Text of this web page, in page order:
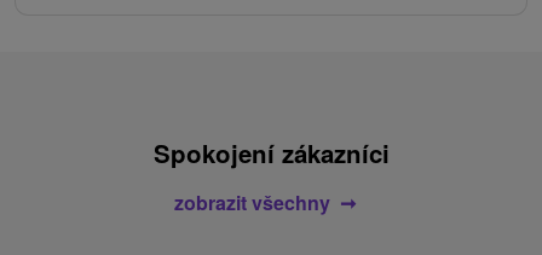
Spokojení zákazníci
zobrazit všechny